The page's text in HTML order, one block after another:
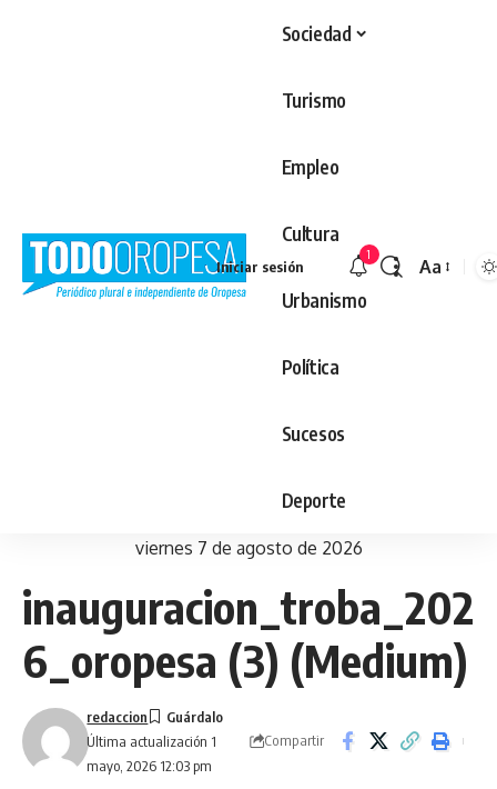
Sociedad
Turismo
Empleo
Cultura
Urbanismo
Política
Sucesos
Deporte
Iniciar sesión
1
Aa
viernes 7 de agosto de 2026
inauguracion_troba_202
6_oropesa (3) (Medium)
Última actualización 1
mayo, 2026 12:03 pm
redaccion
Compartir